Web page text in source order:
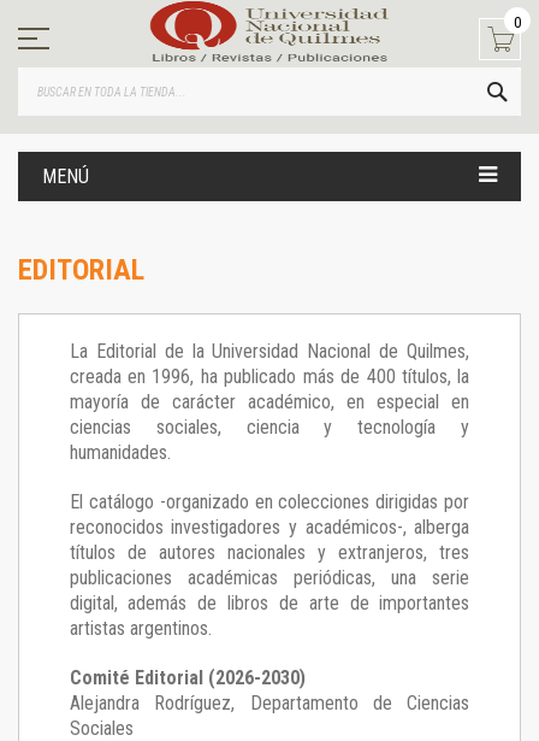
contenido
0
MENÚ
EDITORIAL
La Editorial de la Universidad Nacional de Quilmes,
creada en 1996, ha publicado más de 400 títulos, la
mayoría de carácter académico, en especial en
ciencias sociales, ciencia y tecnología y
humanidades.
El catálogo -organizado en colecciones dirigidas por
reconocidos investigadores y académicos-, alberga
títulos de autores nacionales y extranjeros, tres
publicaciones académicas periódicas, una serie
digital, además de libros de arte de importantes
artistas argentinos.
Comité Editorial (2026-2030)
Alejandra Rodríguez, Departamento de Ciencias
Sociales